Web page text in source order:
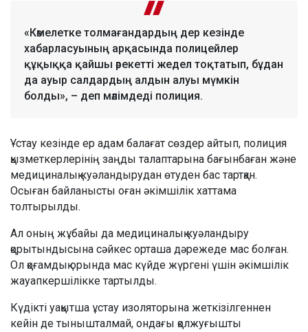
«Кәмелетке толмағандардың дер кезінде
хабарласуының арқасында полицейлер
құқыққа қайшы әрекетті жедел тоқтатып, бұдан
да ауыр салдардың алдын алуы мүмкін
болды», – деп мәлімдеді полиция.
Ұстау кезінде ер адам балағат сөздер айтып, полиция
қызметкерлерінің заңды талаптарына бағынбаған және
медициналық куәландырудан өтуден бас тартқан.
Осыған байланысты оған әкімшілік хаттама
толтырылды.
Ал оның жұбайы да медициналық куәландыру
қорытындысына сәйкес орташа дәрежеде мас болған.
Ол қоғамдық орында мас күйде жүргені үшін әкімшілік
жауапкершілікке тартылды.
Күдікті уақытша ұстау изоляторына жеткізілгеннен
кейін де тынышталмай, ондағы қолжуғышты